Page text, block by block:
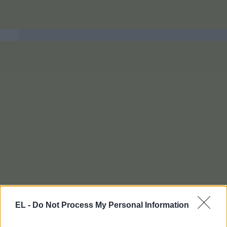
EL - Do Not Process My Personal Information